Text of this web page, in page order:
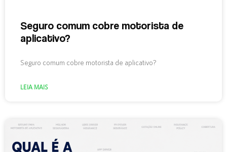
Seguro comum cobre motorista de
aplicativo?
Seguro comum cobre motorista de aplicativo?
LEIA MAIS